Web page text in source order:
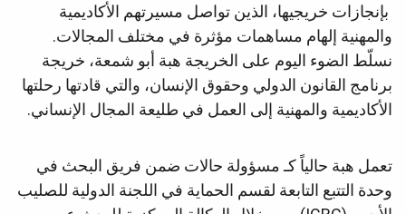
بإنجازات خريجيها، الذين تواصل مسيرتهم الأكاديمية
والمهنية إلهام مساهمات مؤثرة في مختلف المجالات.
نسلّط الضوء اليوم على الخريجة هبة أبو شمعة، خريجة
برنامج القانون الدولي وحقوق الإنسان، والتي قادتها رحلتها
الأكاديمية والمهنية إلى العمل في طليعة المجال الإنساني.
تعمل هبة حالياً كـ مسؤولة حالات ضمن فريق البحث في
وحدة التتبع التابعة لقسم الحماية في اللجنة الدولية للصليب